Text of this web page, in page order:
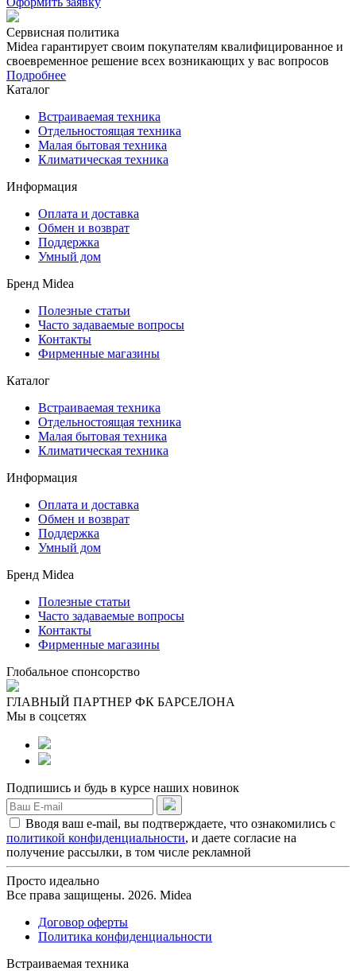
Сервисная политика
Midea гарантирует своим покупателям квалифицированное и
своевременное решение всех возникающих у вас вопросов
Подробнее
Каталог
Встраиваемая техника
Отдельностоящая техника
Малая бытовая техника
Климатическая техника
Информация
Оплата и доставка
Обмен и возврат
Поддержка
Умный дом
Бренд Midea
Полезные статьи
Часто задаваемые вопросы
Контакты
Фирменные магазины
Каталог
Встраиваемая техника
Отдельностоящая техника
Малая бытовая техника
Климатическая техника
Информация
Оплата и доставка
Обмен и возврат
Поддержка
Умный дом
Бренд Midea
Полезные статьи
Часто задаваемые вопросы
Контакты
Фирменные магазины
Глобальное спонсорство
ГЛАВНЫЙ ПАРТНЕР ФК БАРСЕЛОНА
Мы в соцсетях
Подпишись и будь в курсе наших новинок
Вводя ваш e-mail, вы подтверждаете, что ознакомились с
политикой конфиденциальности, и даете согласие на
получение рассылки, в том числе рекламной
Просто идеально
Все права защищены. 2026. Midea
Договор оферты
Политика конфиденциальности
Встраиваемая техника